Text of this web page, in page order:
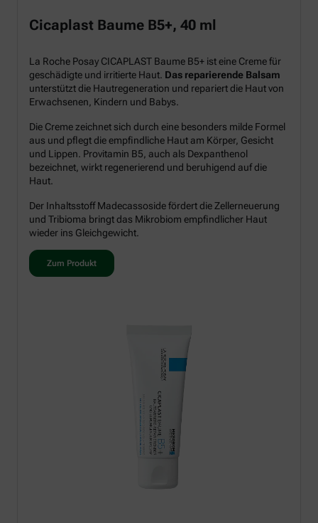
Cicaplast Baume B5+, 40 ml
La Roche Posay CICAPLAST Baume B5+ ist eine Creme für
geschädigte und irritierte Haut. Das reparierende Balsam
unterstützt die Hautregeneration und repariert die Haut von
Erwachsenen, Kindern und Babys.
Die Creme zeichnet sich durch eine besonders milde Formel
aus und pflegt die empfindliche Haut am Körper, Gesicht
und Lippen. Provitamin B5, auch als Dexpanthenol
bezeichnet, wirkt regenerierend und beruhigend auf die
Haut.
Der Inhaltsstoff Madecassoside fördert die Zellerneuerung
und Tribioma bringt das Mikrobiom empfindlicher Haut
wieder ins Gleichgewicht.
Zum Produkt